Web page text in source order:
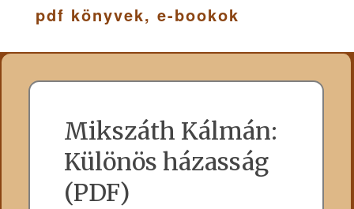
pdf könyvek, e-bookok
Mikszáth Kálmán:
Különös házasság
(PDF)